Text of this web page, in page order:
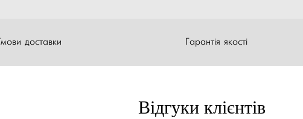
доставки Гарантія якості
Відгуки клієнтів